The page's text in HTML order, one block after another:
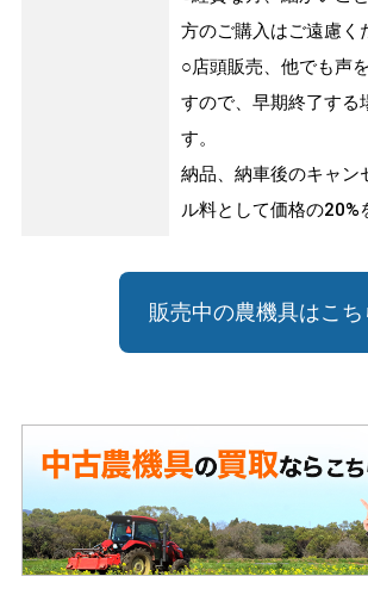
方のご購入はご遠慮く
○店頭販売、他でも声
すので、早期終了する
す。
納品、納車後のキャン
ル料として価格の20%
販売中の農機具はこち